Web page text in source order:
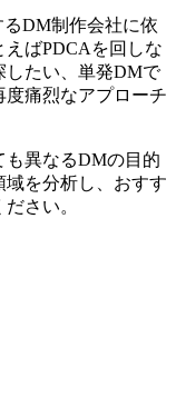
DM制作会社に依
ばPDCAを回しな
したい、単発DMで
痛烈なアプローチ
も異なるDMの目的
を分析し、おすす
さい。